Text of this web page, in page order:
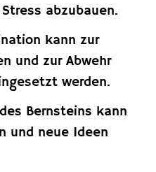
abzubauen.
kann zur
und zur Abwehr
werden.
Bernsteins kann
und neue Ideen